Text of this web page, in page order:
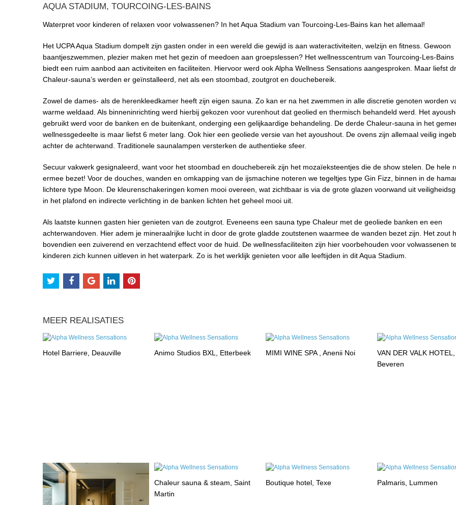
AQUA STADIUM, TOURCOING-LES-BAINS
Waterpret voor kinderen of relaxen voor volwassenen? In het Aqua Stadium van Tourcoing-Les-Bains kan het allemaal!
Het UCPA Aqua Stadium dompelt zijn gasten onder in een wereld die gewijd is aan wateractiviteiten, welzijn en fitness. Gewoon
baantjeszwemmen, plezier maken met het gezin of meedoen aan groepslessen? Het wellnesscentrum van Tourcoing-Les-Bains
biedt een ruim aanbod aan activiteiten en faciliteiten. Hiervoor werd ook Alpha Wellness Sensations aangesproken. Maar liefst
Chaleur-sauna’s werden er geïnstalleerd, net als een stoombad, zoutgrot en douchebereik.
Zowel de dames- als de herenkleedkamer heeft zijn eigen sauna. Zo kan er na het zwemmen in alle discretie genoten worden
warme weldaad. Als binneninrichting werd hierbij gekozen voor vurenhout dat geolied en thermisch behandeld werd. Het
gebruikt werd voor de banken en de buitenkant, onderging een gelijkaardige behandeling. De derde Chaleur-sauna in het
wellnessgedeelte is maar liefst 6 meter lang. Ook hier een geoliede versie van het ayoushout. De ovens zijn allemaal veilig
achter de achterwand. Traditionele saunalampen versterken de authentieke sfeer.
Secuur vakwerk gesignaleerd, want voor het stoombad en douchebereik zijn het mozaïeksteentjes die de show stelen. De hele
ermee bezet! Voor de douches, wanden en omkapping van de ijsmachine noteren we tegeltjes type Gin Fizz, binnen in de
lichtere type Moon. De kleurenschakeringen komen mooi overeen, wat zichtbaar is via de grote glazen voorwand uit
in het plafond en indirecte verlichting in de banken lichten het geheel mooi uit.
Als laatste kunnen gasten hier genieten van de zoutgrot. Eveneens een sauna type Chaleur met de geoliede banken en een
achterwandoven. Hier adem je mineraalrijke lucht in door de grote gladde zoutstenen waarmee de wanden bezet zijn. Het zout
bovendien een zuiverend en verzachtend effect voor de huid. De wellnessfaciliteiten zijn hier voorbehouden voor volwassenen
kinderen zich kunnen uitleven in het waterpark. Zo is het werklijk genieten voor alle leeftijden in dit Aqua Stadium.
MEER REALISATIES
Hotel Barriere, Deauville Animo Studios BXL, Etterbeek MIMI WINE SPA , Anenii Noi
VAN DER VALK HOTEL,
Beveren
Chaleur sauna & steam, Saint
Martin
Boutique hotel, Texe Palmaris, Lummen